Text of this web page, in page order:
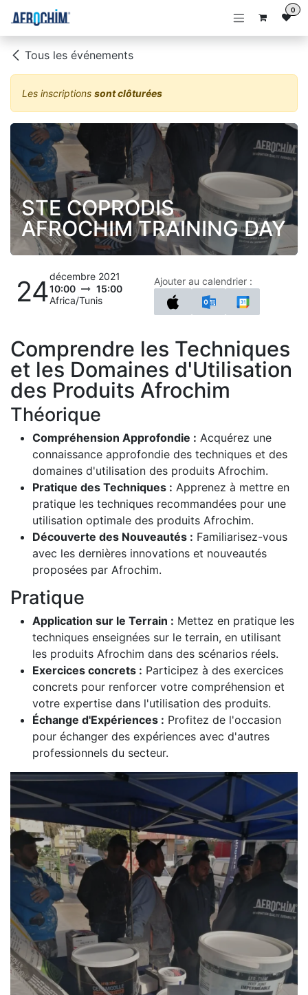
Se rendre au contenu 0
Tous les événements
Les inscriptions sont clôturées
STE COPRODIS
AFROCHIM TRAINING DAY
24décembre 2021
10:00
15:00
Africa/Tunis
Ajouter au calendrier :
Comprendre les Techniques
et les Domaines d'Utilisation
des Produits Afrochim
Théorique
Compréhension Approfondie : Acquérez une
connaissance approfondie des techniques et des
domaines d'utilisation des produits Afrochim.
Pratique des Techniques : Apprenez à mettre en
pratique les techniques recommandées pour une
utilisation optimale des produits Afrochim.
Découverte des Nouveautés : Familiarisez-vous
avec les dernières innovations et nouveautés
proposées par Afrochim.
Pratique
Application sur le Terrain : Mettez en pratique les
techniques enseignées sur le terrain, en utilisant
les produits Afrochim dans des scénarios réels.
Exercices concrets : Participez à des exercices
concrets pour renforcer votre compréhension et
votre expertise dans l'utilisation des produits.
Échange d'Expériences : Profitez de l'occasion
pour échanger des expériences avec d'autres
professionnels du secteur.